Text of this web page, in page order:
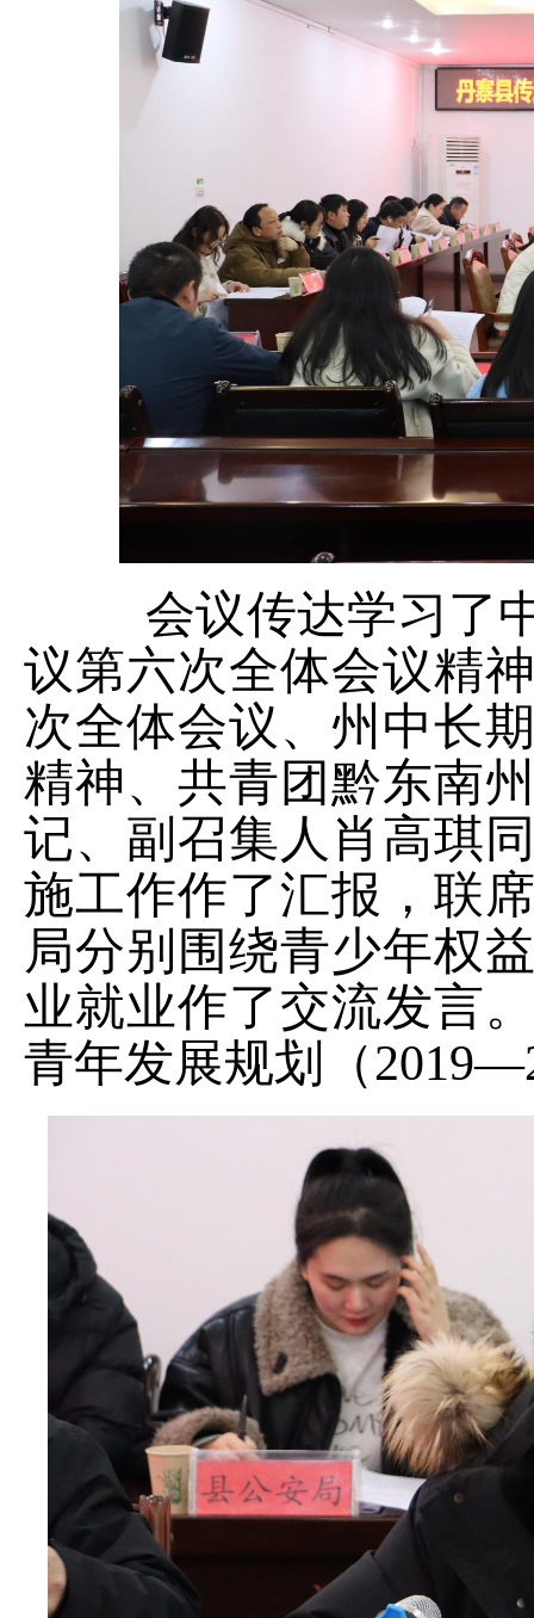
会议传达学习了
议第六次全体会议精
次全体会议、州中长
精神、共青团黔东南
记、副召集人肖高琪
施工作作了汇报，联
局分别围绕青少年权
业就业作了交流发言
青年发展规划（